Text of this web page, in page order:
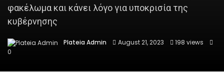
φακέλωμα και κάνει λόγο για υποκρισία της
κυβέρνησης
Plateia Admin August 21, 2023
198 views
0